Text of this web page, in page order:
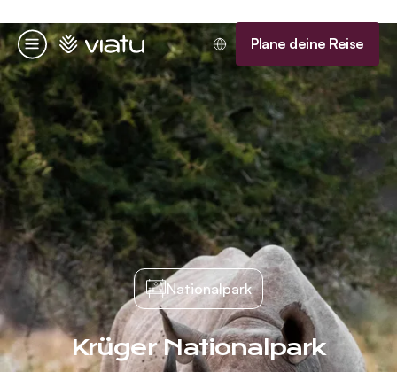
Menü
Startseite Plane deine Reise
Nationalpark
Krüger Nationalpark